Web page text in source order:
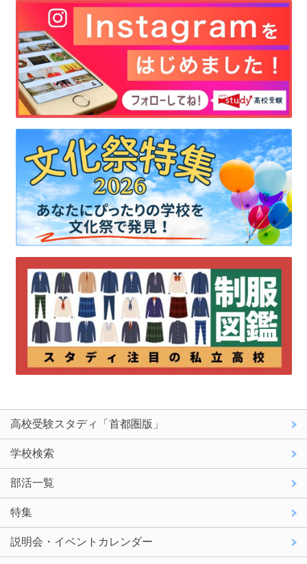
高校受験スタディ「首都圏版」
学校検索
部活一覧
特集
説明会・イベントカレンダー